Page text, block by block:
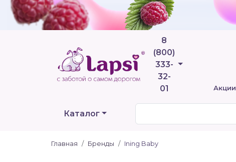
8
(800)
333-
32-
01
Телефоны
Акции
Каталог
Главная Бренды Ining Baby